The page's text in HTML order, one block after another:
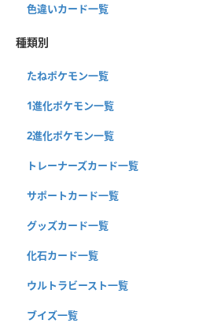
色違いカード一覧
種類別
たねポケモン一覧
1進化ポケモン一覧
2進化ポケモン一覧
トレーナーズカード一覧
サポートカード一覧
グッズカード一覧
化石カード一覧
ウルトラビースト一覧
ブイズ一覧